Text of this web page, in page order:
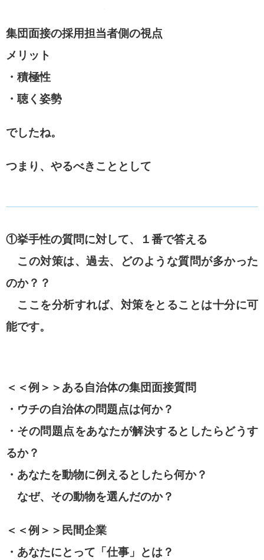
集団面接の採用担当者側の視点
メリット
・積極性
・聴く姿勢
でしたね。
つまり、やるべきこととして
①挙手性の質問に対して、１番で答える
この対策は、過去、どのような質問が多かった
のか？？
ここを分析すれば、対策をとることは十分に可
能です。
＜＜例＞＞ある自治体の集団面接質問
・ウチの自治体の問題点は何か？
・その問題点をあなたが解決するとしたらどうす
るか？
・あなたを動物に例えるとしたら何か？
なぜ、その動物を選んだのか？
＜＜例＞＞民間企業
・あなたにとって「仕事」とは？